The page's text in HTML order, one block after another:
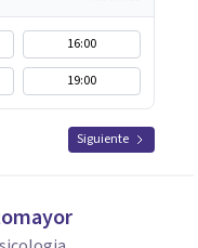
16:00
19:00
Siguiente